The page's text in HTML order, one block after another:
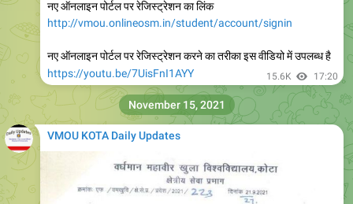
नए ऑनलाइन पोर्टल पर रेजिस्ट्रेशन का लिंक
http://vmou.onlineosm.in/student/account/signin
नए ऑनलाइन पोर्टल पर रेजिस्ट्रेशन करने का तरीका इस वीडियो में उपलब्ध है
https://youtu.be/7UisFnI1AYY
15.6K 17:20
VMOU KOTA Daily Updates
November 15, 2021